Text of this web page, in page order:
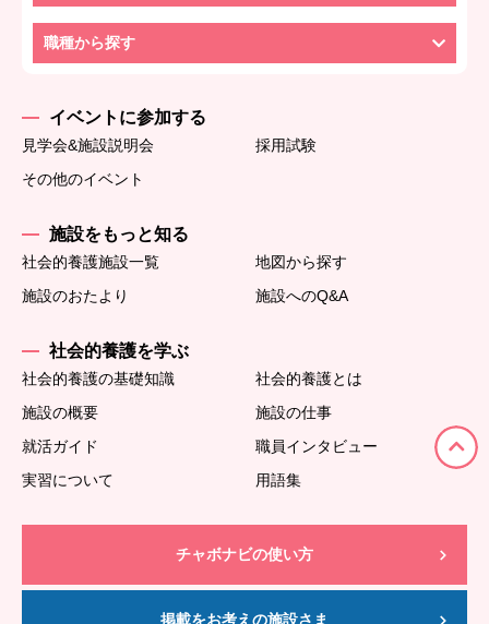
職種から探す
イベントに参加する
見学会&施設説明会
採用試験
その他のイベント
施設をもっと知る
社会的養護施設一覧
地図から探す
施設のおたより
施設へのQ&A
社会的養護を学ぶ
社会的養護の基礎知識
社会的養護とは
施設の概要
施設の仕事
就活ガイド
職員インタビュー
実習について
用語集
チャボナビの使い方
掲載をお考えの施設さま